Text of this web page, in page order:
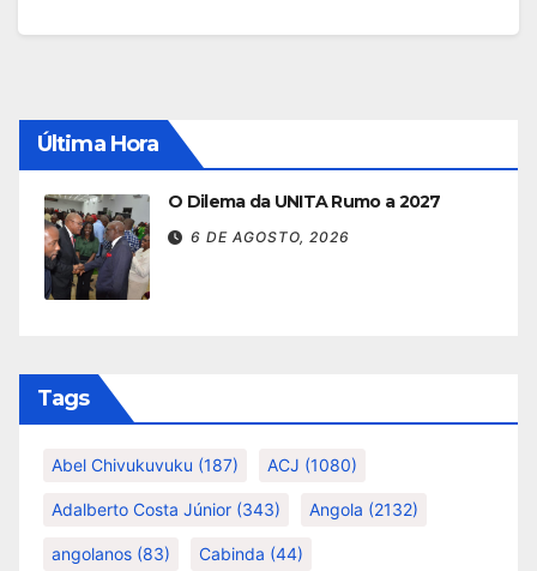
Última Hora
O Dilema da UNITA Rumo a 2027
6 DE AGOSTO, 2026
Tags
Abel Chivukuvuku (187) ACJ (1080)
Adalberto Costa Júnior (343) Angola (2132)
angolanos (83) Cabinda (44)